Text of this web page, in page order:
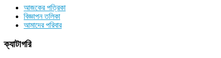
আজকের পত্রিকা
বিজ্ঞাপন তলিকা
আমাদের পরিবার
ক্যাটাগরি